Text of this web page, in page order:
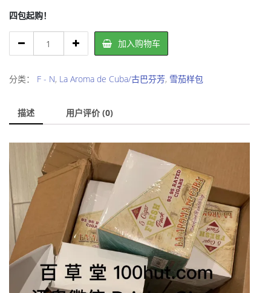
四包起购！
Aroma
Cuba
古
巴
鲜
包
量
加入购物车
分类： F - N, La Aroma de Cuba/古巴芬芳, 雪茄样包
描述 用户评价 (0)